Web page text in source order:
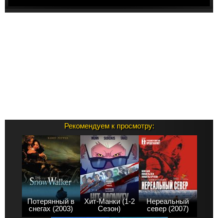
Рекомендуем к просмотру:
Потерянный в
снегах (2003)
Хит-Манки (1-2
Сезон)
Нереальный
север (2007)